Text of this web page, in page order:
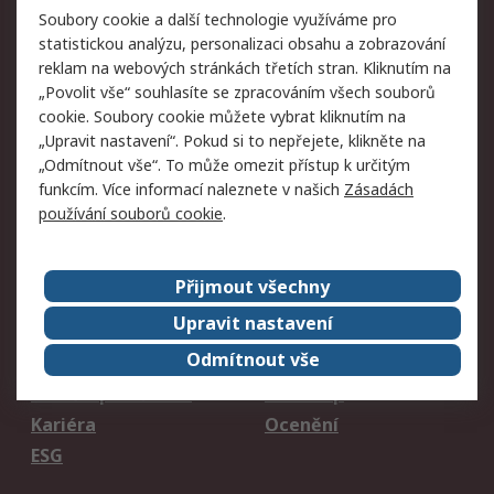
Vrácení zboží
Právní
Autorská práva
Obchodní podmínky
společnosti RS
Prohlášení o ochraně
údajů
Zabezpečení
cookie
osobních údajů
O naší společnosti
Celosvětově
Kontakt
Kariéra
Ocenění
ESG
Soubory cookie a další technologie využíváme pro
statistickou analýzu, personalizaci obsahu a zobrazování
reklam na webových stránkách třetích stran. Kliknutím na
„Povolit vše“ souhlasíte se zpracováním všech souborů
cookie. Soubory cookie můžete vybrat kliknutím na
„Upravit nastavení“. Pokud si to nepřejete, klikněte na
„Odmítnout vše“. To může omezit přístup k určitým
funkcím. Více informací naleznete v našich Zásadách
používání souborů cookie.
Přijmout všechny
Upravit nastavení
Odmítnout vše